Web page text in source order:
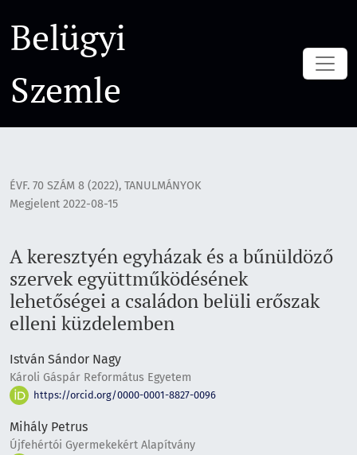
Belügyi
Szemle
ÉVF. 70 SZÁM 8 (2022), TANULMÁNYOK
A keresztyén egyházak és a bűnüldöző
szervek együttműködésének
lehetőségei a családon belüli erőszak
elleni küzdelemben
Megjelent 2022-08-15
István Sándor Nagy
Károli Gáspár Református Egyetem
https://orcid.org/0000-0001-8827-0096
Mihály Petrus
Újfehértói Gyermekekért Alapítvány